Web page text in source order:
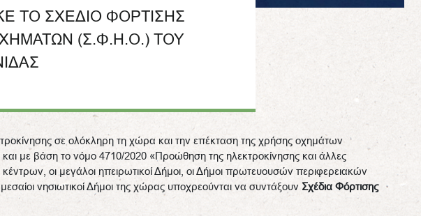
ΤΟ ΣΧΕΔΙΟ ΦΟΡΤΙΣΗΣ
(Σ.Φ.Η.Ο.) ΤΟΥ
σε ολόκληρη τη χώρα και την επέκταση της χρήσης οχημάτων
με βάση το νόμο 4710/2020 «Προώθηση της ηλεκτροκίνησης και άλλες
κέντρων, οι μεγάλοι ηπειρωτικοί Δήμοι, οι Δήμοι πρωτευουσών περιφερειακών
νησιωτικοί Δήμοι της χώρας υποχρεούνται να συντάξουν Σχέδια Φόρτισης